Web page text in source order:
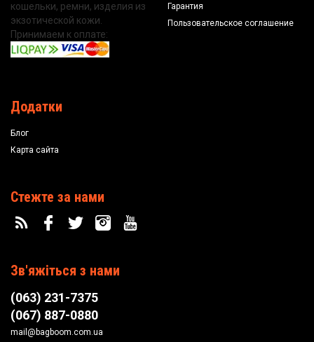
кошельки, ремни, изделия из
экзотической кожи.
Принимаем к оплате:
Гарантия
Пользовательское соглашение
Додатки
Блог
Карта сайта
Стежте за нами
Зв'яжіться з нами
(063) 231-7375
(067) 887-0880
mail@bagboom.com.ua